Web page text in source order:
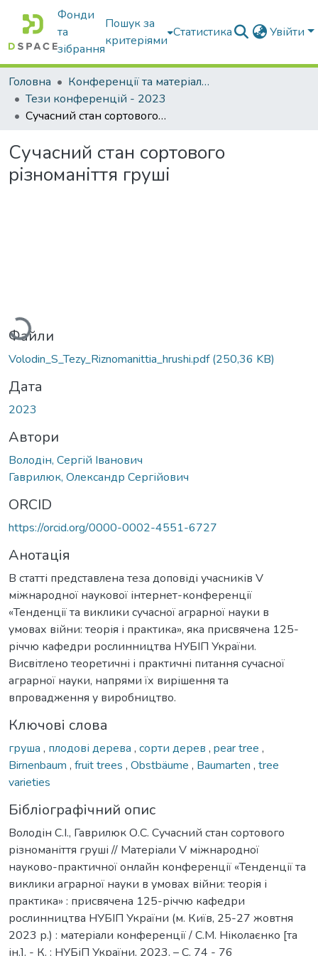
Фонди
та
зібрання
Пошук за
критеріями
Статистика Увійти
Головна
Конференції та матеріали конференцій
Тези конференцій - 2023
Сучасний стан сортового різноманіття груші
Сучасний стан сортового
різноманіття груші
Файли
Volodin_S_Tezy_Riznomanittia_hrushi.pdf(250,36 KB)
Дата
2023
Автори
Володін, Сергій Іванович
Гаврилюк, Олександр Сергійович
ORCID
https://orcid.org/0000-0002-4551-6727
Анотація
В статті представлена теза доповіді учасників V
міжнародної наукової інтернет-конференції
«Тенденції та виклики сучасної аграрної науки в
умовах війни: теорія і практика», яка присвячена 125-
річчю кафедри рослинництва НУБІП України.
Висвітлено теоретичні і практичні питання сучасної
аграрної науки, напрями їх вирішення та
впровадження у виробництво.
Ключові слова
груша , плодові дерева , сорти дерев , pear tree ,
Birnenbaum , fruit trees , Obstbäume , Baumarten , tree
varieties
Бібліографічний опис
Володін С.І., Гаврилюк О.С. Сучасний стан сортового
різноманіття груші // Матеріали V міжнародної
науково-практичної онлайн конференції «Тенденції та
виклики аграрної науки в умовах війни: теорія і
практика» : присвячена 125-річчю кафедри
рослинництва НУБІП України (м. Київ, 25-27 жовтня
2023 р.) : матеріали конференції / С.М. Ніколаєнко [та
ін.]. - К. : НУБіП України, 2023. – С. 74 - 76